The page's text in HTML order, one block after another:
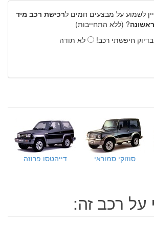
לשמוע על מבצעים חמים לרכישת רכב מיד
ראשונה? (ללא התחייבות)
בדיוק חיפשתי רכב!
לא תודה
סוזוקי סמוראי דייהטסו פרוזה
על רכב זה: